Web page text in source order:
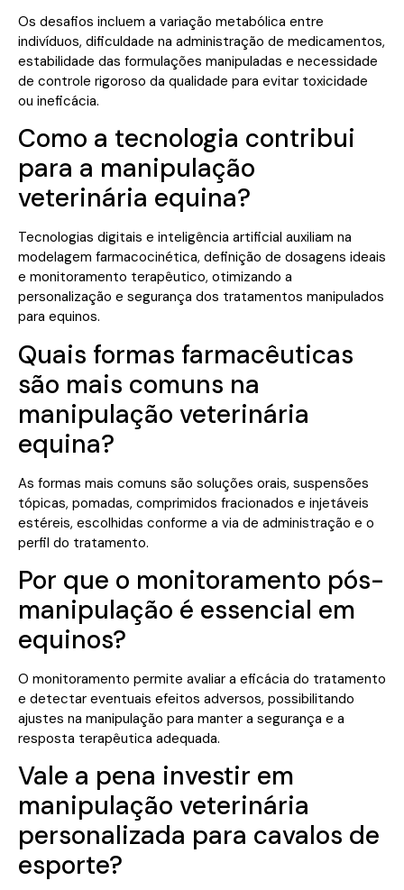
Os desafios incluem a variação metabólica entre
indivíduos, dificuldade na administração de medicamentos,
estabilidade das formulações manipuladas e necessidade
de controle rigoroso da qualidade para evitar toxicidade
ou ineficácia.
Como a tecnologia contribui
para a manipulação
veterinária equina?
Tecnologias digitais e inteligência artificial auxiliam na
modelagem farmacocinética, definição de dosagens ideais
e monitoramento terapêutico, otimizando a
personalização e segurança dos tratamentos manipulados
para equinos.
Quais formas farmacêuticas
são mais comuns na
manipulação veterinária
equina?
As formas mais comuns são soluções orais, suspensões
tópicas, pomadas, comprimidos fracionados e injetáveis
estéreis, escolhidas conforme a via de administração e o
perfil do tratamento.
Por que o monitoramento pós-
manipulação é essencial em
equinos?
O monitoramento permite avaliar a eficácia do tratamento
e detectar eventuais efeitos adversos, possibilitando
ajustes na manipulação para manter a segurança e a
resposta terapêutica adequada.
Vale a pena investir em
manipulação veterinária
personalizada para cavalos de
esporte?